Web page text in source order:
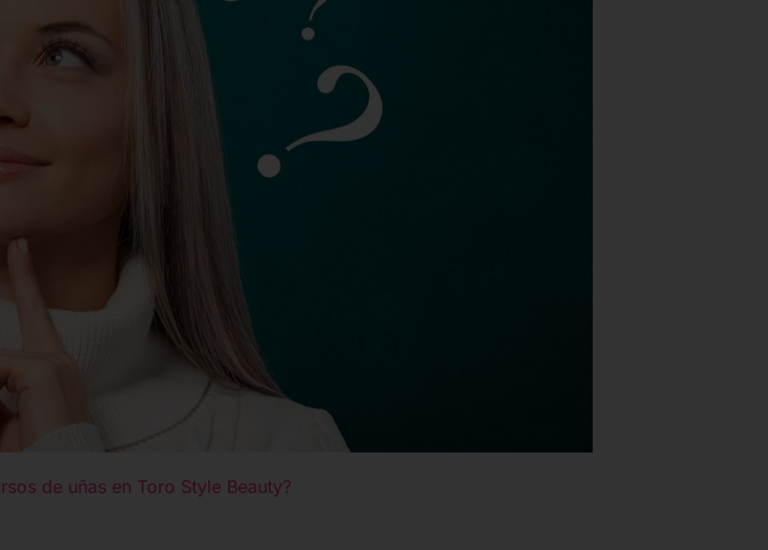
de uñas en Toro Style Beauty?